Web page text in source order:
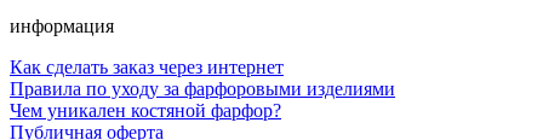
информация
Как сделать заказ через интернет
Правила по уходу за фарфоровыми изделиями
Чем уникален костяной фарфор?
Публичная оферта